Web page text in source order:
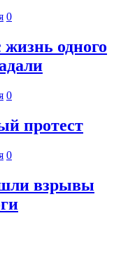
0
одного
0
протест
0
взрывы